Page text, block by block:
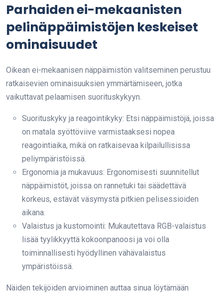
Parhaiden ei-mekaanisten
pelinäppäimistöjen keskeiset
ominaisuudet
Oikean ei-mekaanisen näppäimistön valitseminen perustuu
ratkaisevien ominaisuuksien ymmärtämiseen, jotka
vaikuttavat pelaamisen suorituskykyyn.
Suorituskyky ja reagointikyky: Etsi näppäimistöjä, joissa
on matala syöttöviive varmistaaksesi nopea
reagointiaika, mikä on ratkaisevaa kilpailullisissa
peliympäristöissä.
Ergonomia ja mukavuus: Ergonomisesti suunnitellut
näppäimistöt, joissa on rannetuki tai säädettävä
korkeus, estävät väsymystä pitkien pelisessioiden
aikana.
Valaistus ja kustomointi: Mukautettava RGB-valaistus
lisää tyylikkyyttä kokoonpanoosi ja voi olla
toiminnallisesti hyödyllinen vähävalaistus
ympäristöissä.
Näiden tekijöiden arvioiminen auttaa sinua löytämään